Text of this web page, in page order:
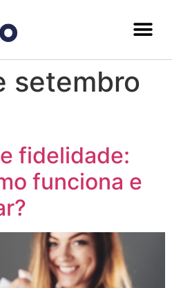
setembro
fidelidade:
funciona e